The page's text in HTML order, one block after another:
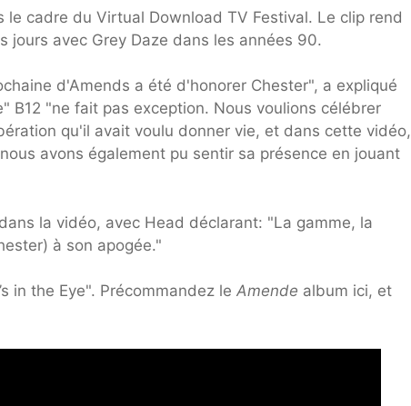
cadre du Virtual Download TV Festival. Le clip rend
jours avec Grey Daze dans les années 90.
d'Amends a été d'honorer Chester", a expliqué
B12 "ne fait pas exception. Nous voulions célébrer
qu'il avait voulu donner vie, et dans cette vidéo,
avons également pu sentir sa présence en jouant
la vidéo, avec Head déclarant: "La gamme, la
à son apogée."
in the Eye". Précommandez le Amende album ici, et